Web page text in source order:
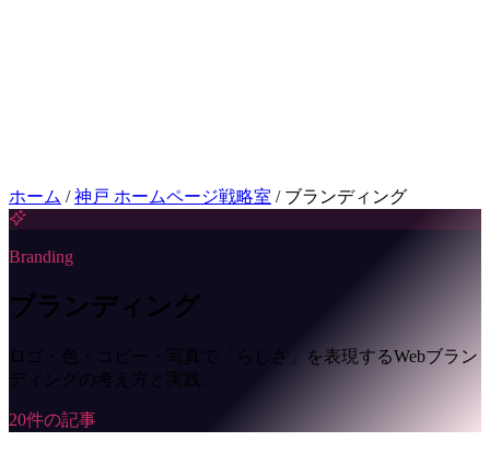
ホーム / 神戸 ホームページ戦略室 / ブランディング
Branding
ブランディング
ロゴ・色・コピー・写真で「らしさ」を表現するWebブラン
ディングの考え方と実践。
20件の記事